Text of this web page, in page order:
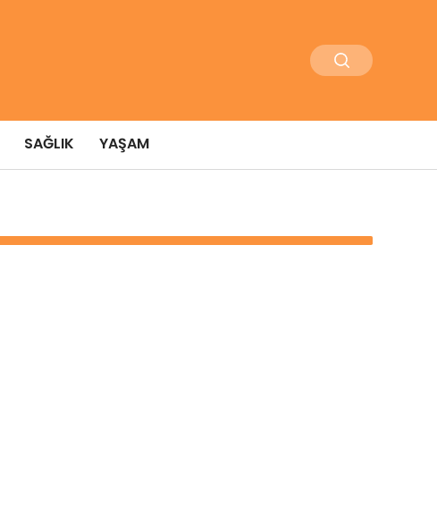
SAĞLIK YAŞAM